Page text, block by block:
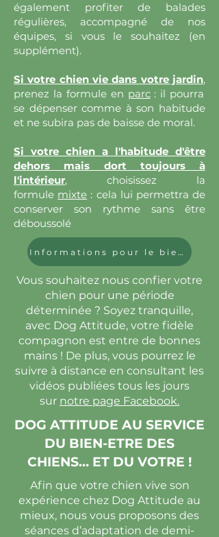
également profiter de balades
régulières, accompagné de nos
équipes, si vous le souhaitez (en
supplément).
Si votre chien vie dans votre jardin,
prenez la formule en parc: il pourra
se dépenser comme à son habitude
et ne subira pas de baisse de moral.
Si votre chien a l'habitude d'être
dehors mais dort toujours à
l'intérieur, choisissez la
formule mixte : cela lui permettra de
conserver son rythme sans être
déboussolé
Informations pour le bien-être de votre animal !
Vous souhaitez nous confier votre
chien pour une période
déterminée ? Soyez tranquille,
avec Dog Attitude, votre fidèle
compagnon est entre de bonnes
mains ! De plus, vous pourrez le
suivre à distance en consultant les
vidéos publiées tous les jours
sur notre page Facebook.
DOG ATTITUDE AU SERVICE
DU BIEN-ETRE DES
CHIENS… ET DU VOTRE !
Afin que votre chien vive son
expérience chez Dog Attitude au
mieux, nous vous proposons des
séances d’adaptation de demi-